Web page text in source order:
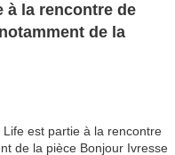
à la rencontre de
de la